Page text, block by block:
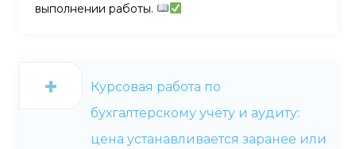
выполнении работы.
Курсовая работа по
бухгалтерскому учёту и аудиту:
цена устанавливается заранее или